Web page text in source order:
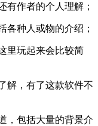
有作者的个人理解；
各种人或物的介绍；
里玩起来会比较简
解，有了这款软件不
，包括大量的背景介